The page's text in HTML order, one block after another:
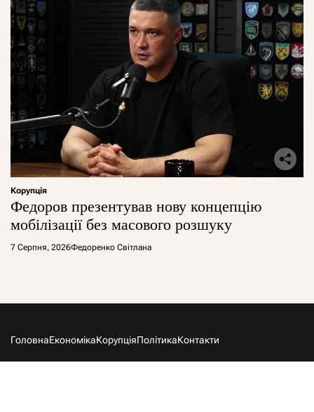
Корупція
Федоров презентував нову концепцію
мобілізації без масового розшуку
7 Серпня, 2026Федоренко Світлана
ГоловнаЕкономікаКорупціяПолітикаКонтакти